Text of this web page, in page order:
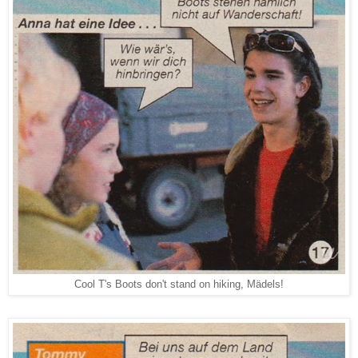
Cool T's Boots don't stand on hiking, Mädels!